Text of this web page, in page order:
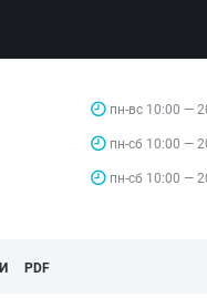
пн-вс 10:00 —
пн-сб 10:00 —
пн-сб 10:00 —
PDF